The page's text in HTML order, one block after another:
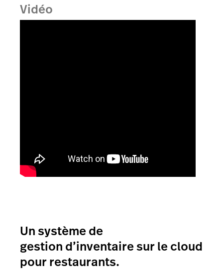
Vidéo
Un système de
gestion d’inventaire sur le cloud
pour restaurants.